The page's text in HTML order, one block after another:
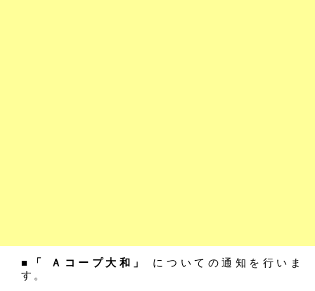
■「 Ａコープ大和」 についての通知を行いま
す。